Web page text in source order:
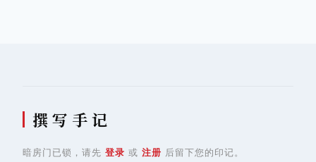
撰 写 手 记
暗房门已锁，请先 登录 或 注册 后留下您的印记。